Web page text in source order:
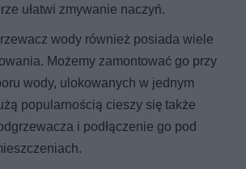
ułatwi zmywanie naczyń.
wody również posiada wiele
Możemy zamontować go przy
wody, ulokowanych w jednym
popularnością cieszy się także
i podłączenie go pod